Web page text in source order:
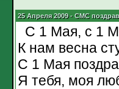
25 Апреля 2009 - СМС
С 1 Мая, с 1
К нам весна
С 1 Мая
Я тебя, моя